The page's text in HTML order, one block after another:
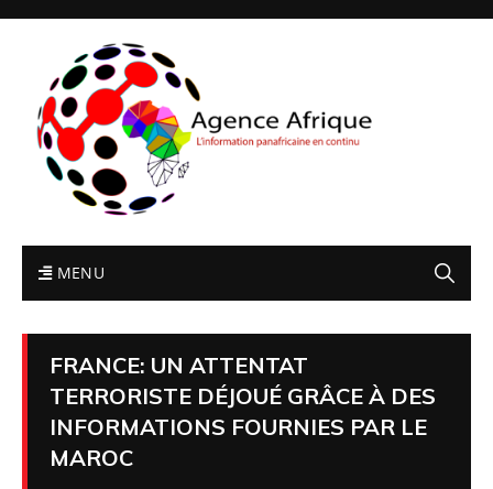
MENU
FRANCE: UN ATTENTAT
TERRORISTE DÉJOUÉ GRÂCE À DES
INFORMATIONS FOURNIES PAR LE
MAROC